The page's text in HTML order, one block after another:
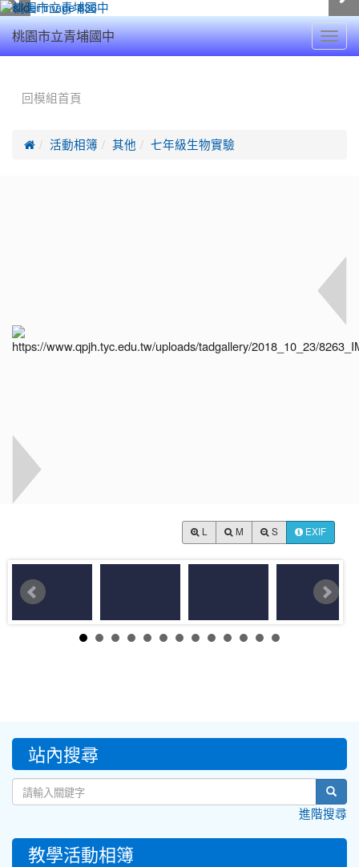
桃園市立青埔國中
回模組首頁
 活動相簿 其他 七年級生物實驗
M S EXIF
::: 站內搜尋
進階搜尋
教學活動相簿